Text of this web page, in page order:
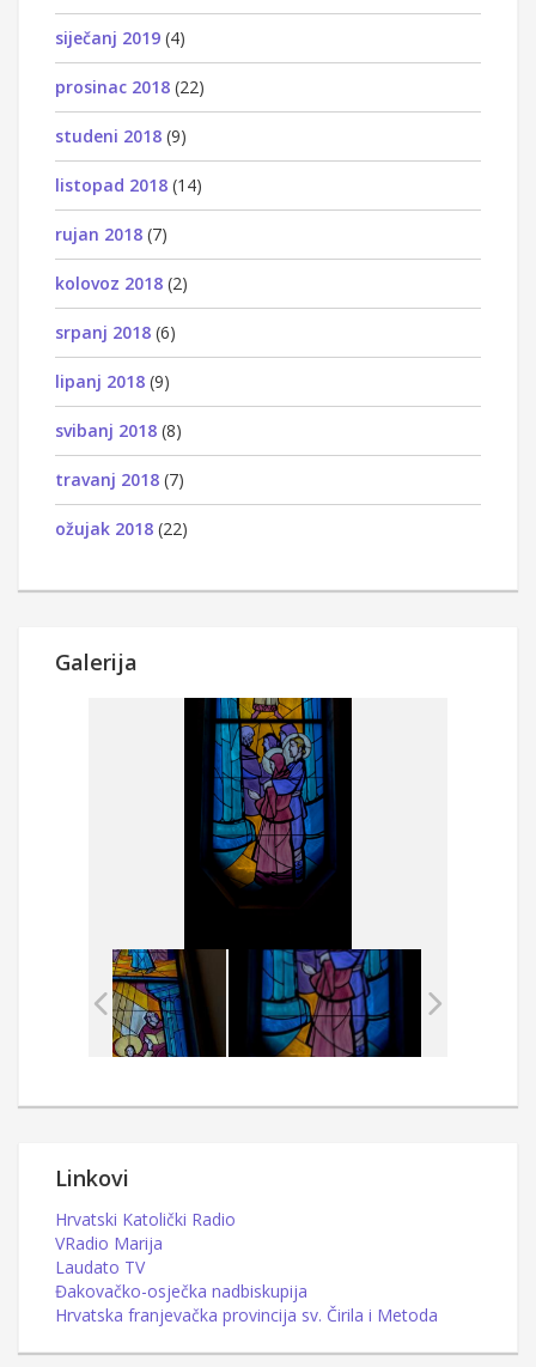
siječanj 2019 (4)
prosinac 2018 (22)
studeni 2018 (9)
listopad 2018 (14)
rujan 2018 (7)
kolovoz 2018 (2)
srpanj 2018 (6)
lipanj 2018 (9)
svibanj 2018 (8)
travanj 2018 (7)
ožujak 2018 (22)
Galerija
Linkovi
Hrvatski Katolički Radio
VRadio Marija
Laudato TV
Đakovačko-osječka nadbiskupija
Hrvatska franjevačka provincija sv. Čirila i Metoda